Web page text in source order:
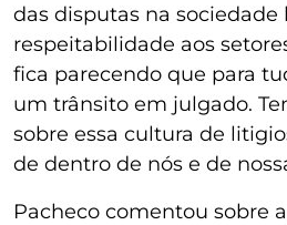
das disputas na sociedade
respeitabilidade aos
fica parecendo que para
um trânsito em julgado.
sobre essa cultura de
de dentro de nós e de
Pacheco comentou sobre